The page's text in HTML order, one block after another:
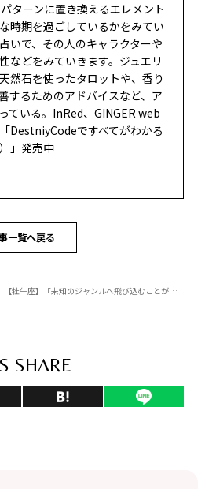
ターンに置き換えるエレメント
時期を過ごしているかをみてい
いで、その人のキャラクターや
などをみていきます。ジュエリ
然石を使ったタロットや、香り
するためのアドバイスなど、ア
ている。InRed、GINGER web
DestniyCodeですべてがわかる
」発売中
一覧へ戻る
【牡牛座】「未知のジャンルへ飛び込むことが重要なテーマに」杉浦エイトの幸運を呼ぶ12星座占い（6/5～7/6）
SHARE